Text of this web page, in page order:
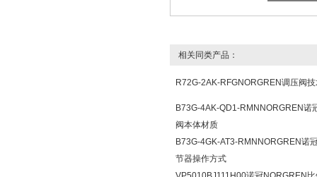
相关同类产品：
R72G-2AK-RFGNORGREN调压阀
B73G-4AK-QD1-RMNNORGREN诺
阀本体材质
B73G-4GK-AT3-RMNNORGREN诺
节器操作方式